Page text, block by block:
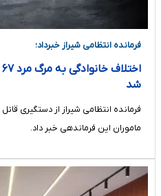
فرمانده انتظامی شیراز خبرداد؛
شد
ماموران این فرماندهی خبر داد.